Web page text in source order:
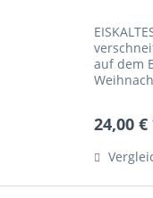
auf dem
24,00